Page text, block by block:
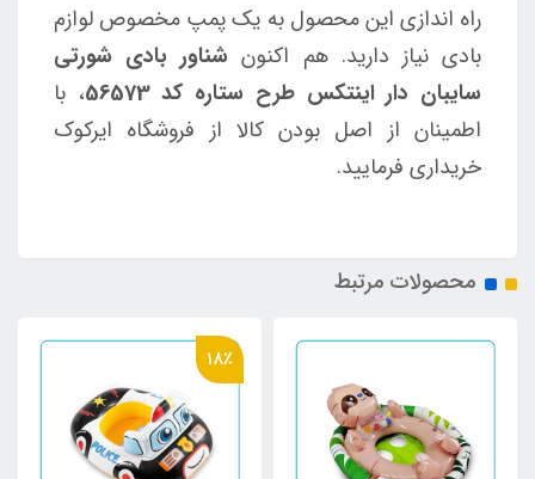
راه اندازی این محصول به یک پمپ مخصوص لوازم
بادی نیاز دارید. هم اکنون شناور بادی شورتی
سایبان دار اینتکس طرح ستاره کد 56573
، با
اطمینان از اصل بودن کالا از فروشگاه ایرکوک
خریداری فرمایید.
محصولات مرتبط
18٪